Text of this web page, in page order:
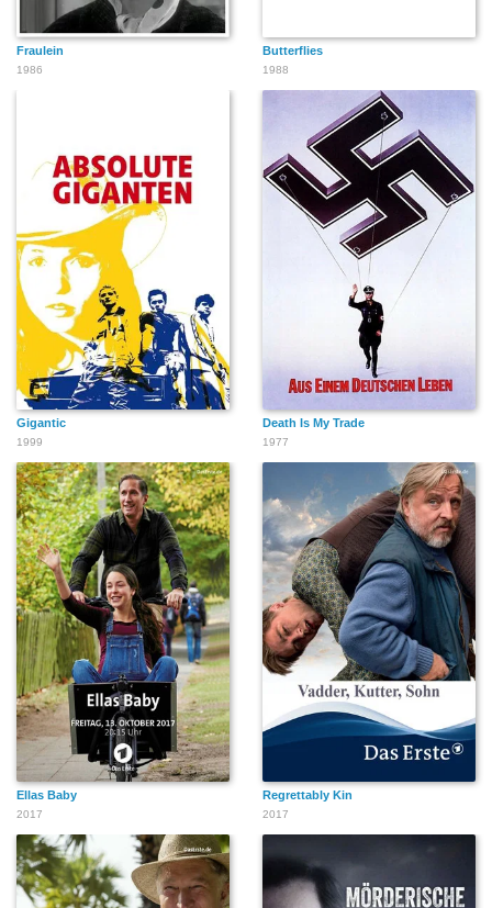
Fraulein
1986
Butterflies
1988
Gigantic
1999
Death Is My Trade
1977
Ellas Baby
2017
Regrettably Kin
2017